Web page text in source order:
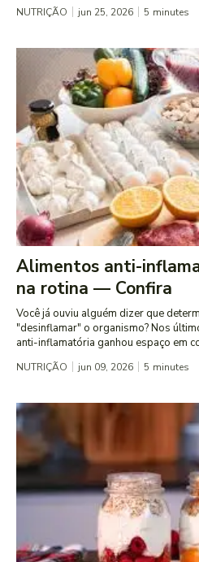
NUTRIÇÃO jun 25, 2026 5 minutes
Alimentos anti-
na rotina — Confira
Você já ouviu alguém dizer que
"desinflamar" o organismo? Nos
anti-inflamatória ganhou espaço em
NUTRIÇÃO jun 09, 2026 5 minutes